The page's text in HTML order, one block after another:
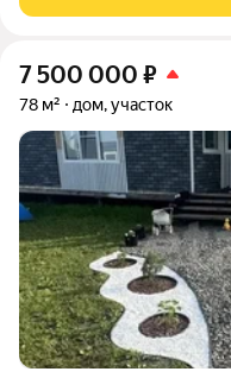
7 500 000 ₽
78 м² дом, участок